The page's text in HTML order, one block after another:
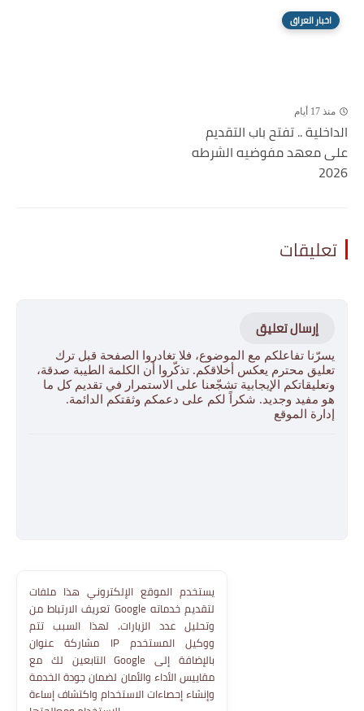
اخبار العراق
منذ 17 أيام
الداخلية .. تفتح باب التقديم
على معهد مفوضيه الشرطه
2026
تعليقات
إرسال تعليق
يسرّنا تفاعلكم مع الموضوع، فلا تغادروا الصفحة قبل ترك
تعليق محترم يعكس أخلاقكم. تذكّروا أن الكلمة الطيبة صدقة،
وتعليقاتكم الإيجابية تشجّعنا على الاستمرار في تقديم كل ما
هو مفيد وجديد. شكراً لكم على دعمكم وثقتكم الدائمة.
إدارة الموقع
يستخدم الموقع الإلكتروني هذا ملفات
تعريف الارتباط من Google لتقديم خدماته
وتحليل عدد الزيارات. لهذا السبب تتم
مشاركة عنوان IP ووكيل المستخدم
التابعين لك مع Google بالإضافة إلى
مقاييس الأداء والأمان لضمان جودة الخدمة
وإنشاء إحصاءات الاستخدام واكتشاف إساءة